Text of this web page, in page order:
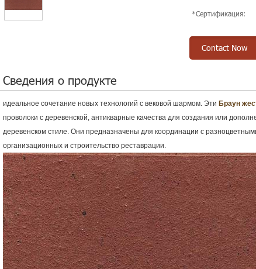
*Сертификация:
Contact Now
Сведения о продукте
идеальное сочетание новых технологий с вековой шармом. Эти Браун
проволоки с деревенской, антикварные качества для создания или
деревенском стиле. Они предназначены для координации с
организационных и строительство реставрации.